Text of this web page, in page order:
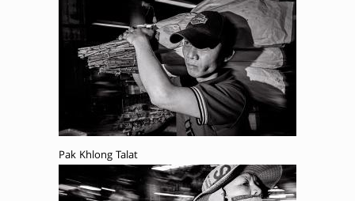
Pak Khlong Talat